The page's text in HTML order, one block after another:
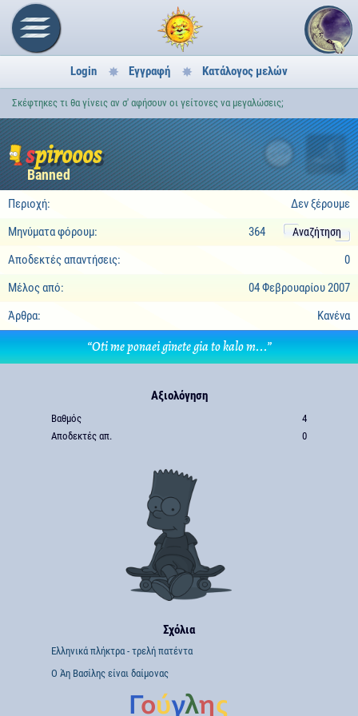
Login Εγγραφή Κατάλογος μελών
Σκέφτηκες τι θα γίνεις αν σ' αφήσουν οι γείτονες να μεγαλώσεις;
spirooos
Banned
4
Περιοχή:
Δεν ξέρουμε
Μηνύματα φόρουμ:
364 Αναζήτηση
Αποδεκτές απαντήσεις:
0
Μέλος από:
04 Φεβρουαρίου 2007
Άρθρα:
Κανένα
“Oti me ponaei ginete gia to kalo m...”
Αξιολόγηση
Βαθμός
4
Αποδεκτές απ.
0
Σχόλια
Ελληνικά πλήκτρα - τρελή πατέντα
Ο Άη Βασίλης είναι δαίμονας